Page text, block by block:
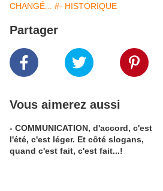
CHANGÉ...
#- HISTORIQUE
Partager
Vous aimerez aussi
- COMMUNICATION, d'accord, c'est
l'été, c'est léger. Et côté slogans,
quand c'est fait, c'est fait...!